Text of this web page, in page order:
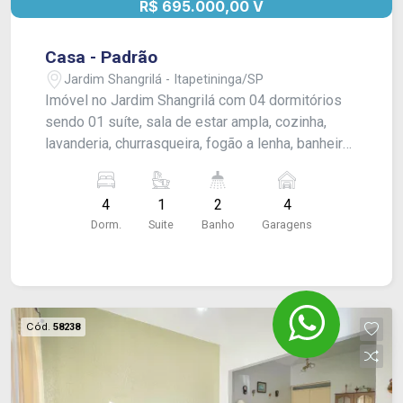
R$ 695.000,00 V
Casa - Padrão
Jardim Shangrilá - Itapetininga/SP
Imóvel no Jardim Shangrilá com 04 dormitórios
sendo 01 suíte, sala de estar ampla, cozinha,
lavanderia, churrasqueira, fogão a lenha, banheiro
oferece ar condicionado e portão eletrônico e o
acabamento inclui piso frio e taco.
4
Dorm.
1
Suite
2
Banho
4
Garagens
Cód. 58238